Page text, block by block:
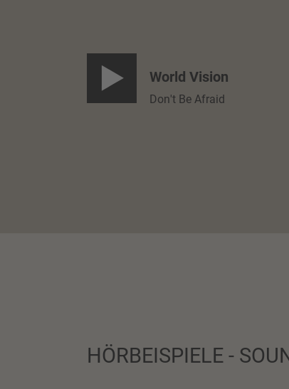
World Vision
Don't Be Afraid
HÖRBEISPIELE -